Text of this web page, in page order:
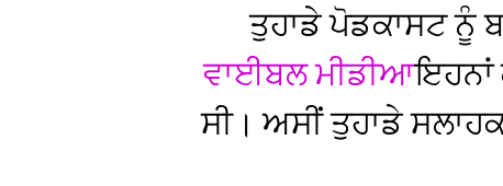
ਤੁਹਾਡੇ ਪੋਡਕਾਸਟ
ਵਾਈਬਲ ਮੀਡੀਆ
ਸੀ। ਅਸੀਂ ਤੁਹਾਡੇ